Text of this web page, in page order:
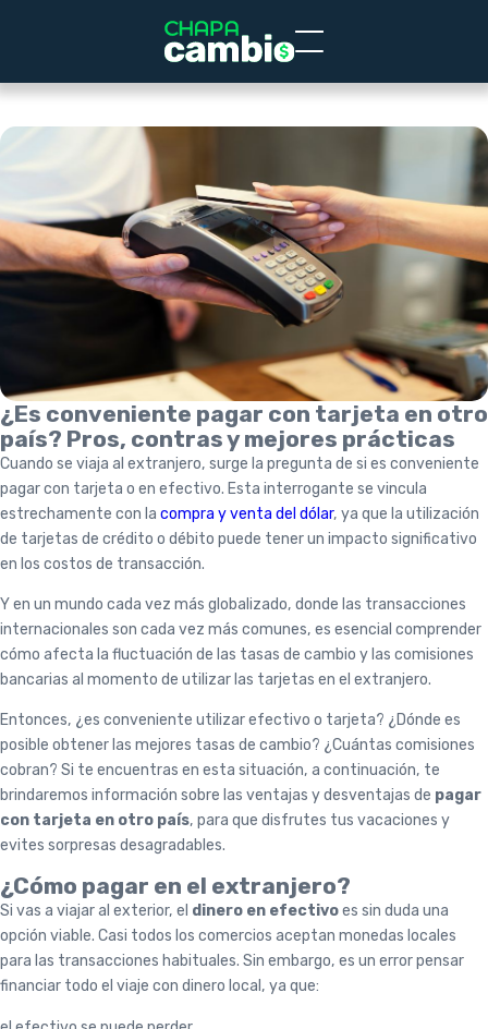
¿Es conveniente pagar con tarjeta en otro
país? Pros, contras y mejores prácticas
Cuando se viaja al extranjero, surge la pregunta de si es conveniente
pagar con tarjeta o en efectivo. Esta interrogante se vincula
estrechamente con la compra y venta del dólar, ya que la utilización
de tarjetas de crédito o débito puede tener un impacto significativo
en los costos de transacción.
Y en un mundo cada vez más globalizado, donde las transacciones
internacionales son cada vez más comunes, es esencial comprender
cómo afecta la fluctuación de las tasas de cambio y las comisiones
bancarias al momento de utilizar las tarjetas en el extranjero.
Entonces, ¿es conveniente utilizar efectivo o tarjeta? ¿Dónde es
posible obtener las mejores tasas de cambio? ¿Cuántas comisiones
cobran? Si te encuentras en esta situación, a continuación, te
brindaremos información sobre las ventajas y desventajas de pagar
con tarjeta en otro país, para que disfrutes tus vacaciones y
evites sorpresas desagradables.
¿Cómo pagar en el extranjero?
Si vas a viajar al exterior, el dinero en efectivoes sin duda una
opción viable. Casi todos los comercios aceptan monedas locales
para las transacciones habituales. Sin embargo, es un error pensar
financiar todo el viaje con dinero local, ya que: